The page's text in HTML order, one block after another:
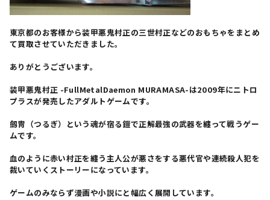
東京都のお客様から装甲悪鬼村正の三世村正などのおもちゃをまとめ
て買取させていただきました。
ありがとうございます。
装甲悪鬼村正 -FullMetalDaemon MURAMASA-は2009年にニトロ
プラスが発売したアダルトゲームです。
劔冑（つるぎ）という魂が宿る鎧で正解最強の武器を纏って戦うゲー
ムです。
血のように赤い村正を纏う主人公が悪さをする悪代官や連続殺人犯を
裁いていくストーリーになっています。
ゲームのみならず漫画や小説にと幅広く展開しています。